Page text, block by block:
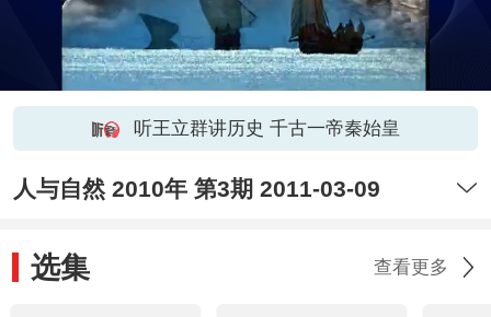
听王立群讲历史 千古一帝秦始皇
人与自然 2010年 第3期 2011-03-09
选集 查看更多